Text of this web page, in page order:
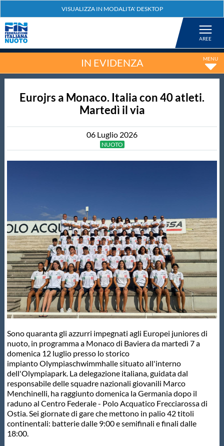
Nuoto
Salvamento
Master
Formazione
GUG
Scuole Nuoto
Propaganda
Centri Federali
Area Legislativa
IN EVIDENZA
Eurojrs a Monaco. Italia con 40 atleti.
Martedì il via
06 Luglio 2026
NUOTO
Sono quaranta gli azzurri impegnati agli Europei juniores di
nuoto, in programma a Monaco di Baviera da martedì 7 a
domenica 12 luglio presso lo storico
impianto Olympiaschwimmhalle situato all'interno
dell'Olympiapark. La delegazione italiana, guidata dal
responsabile delle squadre nazionali giovanili Marco
Menchinelli, ha raggiunto domenica la Germania dopo il
raduno al Centro Federale - Polo Acquatico Frecciarossa di
Ostia. Sei giornate di gare che mettono in palio 42 titoli
continentali: batterie dalle 9:00 e semifinali e finali dalle
18:00.